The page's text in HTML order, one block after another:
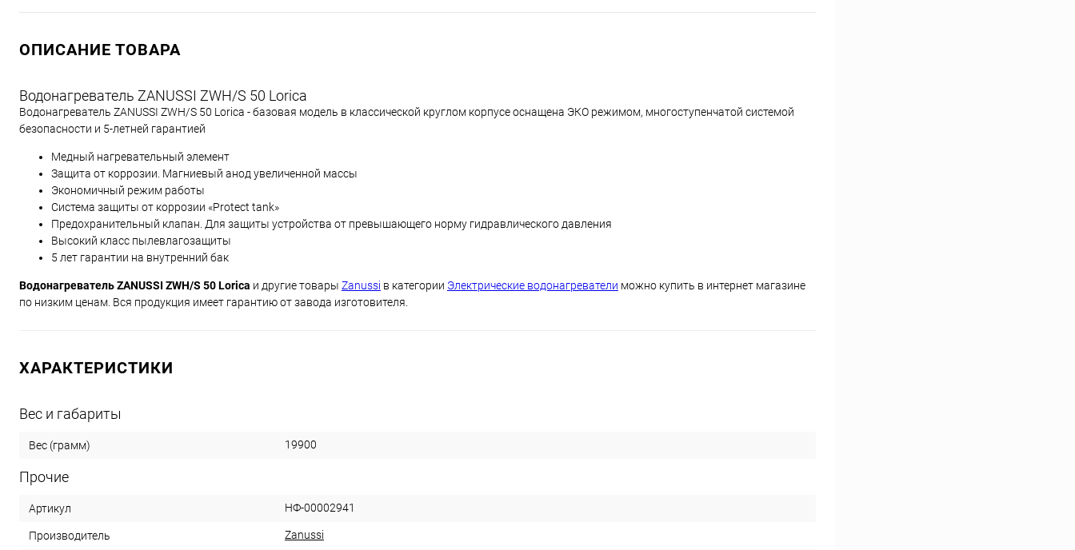
ОПИСАНИЕ ТОВАРА
Водонагреватель ZANUSSI ZWH/S 50 Lorica
Водонагреватель ZANUSSI ZWH/S 50 Lorica - базовая модель в классической круглом корпусе оснащена ЭКО режимом, многоступенчатой системой
безопасности и 5-летней гарантией
Медный нагревательный элемент
Защита от коррозии. Магниевый анод увеличенной массы
Экономичный режим работы
Система защиты от коррозии «Protect tank»
Предохранительный клапан. Для защиты устройства от превышающего норму гидравлического давления
Высокий класс пылевлагозащиты
5 лет гарантии на внутренний бак
Водонагреватель ZANUSSI ZWH/S 50 Lorica и другие товары Zanussi в категории Электрические водонагреватели можно купить в интернет магазине
по низким ценам. Вся продукция имеет гарантию от завода изготовителя.
ХАРАКТЕРИСТИКИ
Вес и габариты
Вес (грамм) 19900
Прочие
Артикул НФ-00002941
Производитель Zanussi